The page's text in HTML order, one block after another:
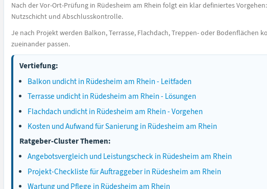
Nach der Vor-Ort-Prüfung in Rüdesheim am Rhein folgt ein klar definiertes
Nutzschicht und Abschlusskontrolle.
Je nach Projekt werden Balkon, Terrasse, Flachdach, Treppen- oder Bodenflächen
zueinander passen.
Vertiefung:
Balkon undicht in Rüdesheim am Rhein - Leitfaden
Terrasse undicht in Rüdesheim am Rhein - Lösungen
Flachdach undicht in Rüdesheim am Rhein - Vorgehen
Kosten und Aufwand für Sanierung in Rüdesheim am Rhein
Ratgeber-Cluster Themen:
Angebotsvergleich und Leistungscheck in Rüdesheim am Rhein
Projekt-Checkliste für Auftraggeber in Rüdesheim am Rhein
Wartung und Pflege in Rüdesheim am Rhein